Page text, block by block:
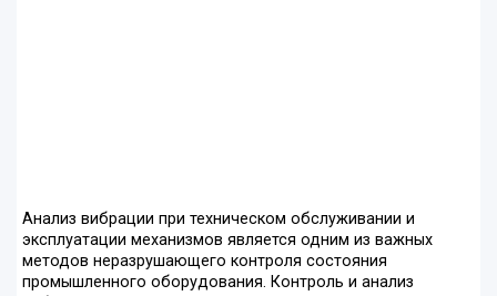
Анализ вибрации при техническом обслуживании и
эксплуатации механизмов является одним из важных
методов неразрушающего контроля состояния
промышленного оборудования. Контроль и анализ